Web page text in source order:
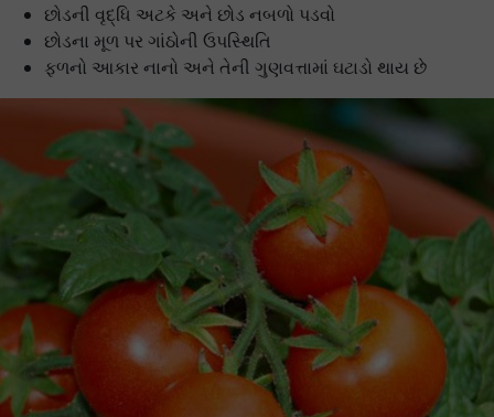
છોડની વૃદ્ધિ અટકે અને છોડ નબળો પડવો
છોડના મૂળ પર ગાંઠોની ઉપસ્થિતિ
ફળનો આકાર નાનો અને તેની ગુણવત્તામાં ઘટાડો થાય છે